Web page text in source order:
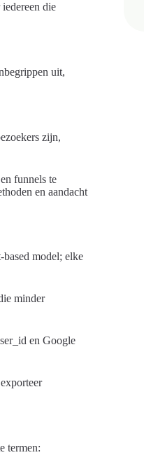
die
uit,
zijn,
funnels te
en aandacht
model; elke
minder
en Google
termen: